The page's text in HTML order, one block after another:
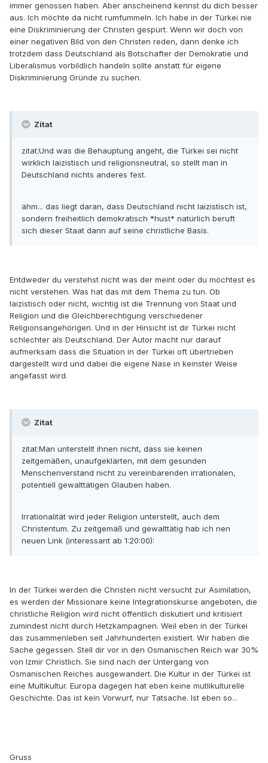
immer genossen haben. Aber anscheinend kennst du dich besser
aus. Ich möchte da nicht rumfummeln. Ich habe in der Türkei nie
eine Diskriminierung der Christen gespürt. Wenn wir doch von
einer negativen Bild von den Christen reden, dann denke ich
trotzdem dass Deutschland als Botschafter der Demokratie und
Liberalismus vorbildlich handeln sollte anstatt für eigene
Diskriminierung Gründe zu suchen.
Zitat
zitat:Und was die Behauptung angeht, die Türkei sei nicht
wirklich laizistisch und religionsneutral, so stellt man in
Deutschland nichts anderes fest.
ähm... das liegt daran, dass Deutschland nicht laizistisch ist,
sondern freiheitlich demokratisch *hust* natürlich beruft
sich dieser Staat dann auf seine christliche Basis.
Entdweder du verstehst nicht was der meint oder du möchtest es
nicht verstehen. Was hat das mit dem Thema zu tun. Ob
laizistisch oder nicht, wichtig ist die Trennung von Staat und
Religion und die Gleichberechtigung verschiedener
Religionsangehörigen. Und in der Hinsicht ist dir Türkei nicht
schlechter als Deutschland. Der Autor macht nur darauf
aufmerksam dass die Situation in der Türkei oft übertrieben
dargestellt wird und dabei die eigene Nase in keinster Weise
angefasst wird.
Zitat
zitat:Man unterstellt ihnen nicht, dass sie keinen
zeitgemäßen, unaufgeklärten, mit dem gesunden
Menschenverstand nicht zu vereinbarenden irrationalen,
potentiell gewalttätigen Glauben haben.
Irrationalität wird jeder Religion unterstellt, auch dem
Christentum. Zu zeitgemäß und gewalttätig hab ich nen
neuen Link (interessant ab 1:20:00):
In der Türkei werden die Christen nicht versucht zur Asimilation,
es werden der Missionare keine Integrationskurse angeboten, die
christliche Religion wird nicht öffentlich diskutiert und kritisiert
zumindest nicht durch Hetzkampagnen. Weil eben in der Türkei
das zusammenleben seit Jahrhunderten existiert. Wir haben die
Sache gegessen. Stell dir vor in den Osmanischen Reich war 30%
von Izmir Christlich. Sie sind nach der Untergang von
Osmanischen Reiches ausgewandert. Die Kultur in der Türkei ist
eine Multikultur. Europa dagegen hat eben keine mutlikulturelle
Geschichte. Das ist kein Vorwurf, nur Tatsache. Ist eben so...
Gruss